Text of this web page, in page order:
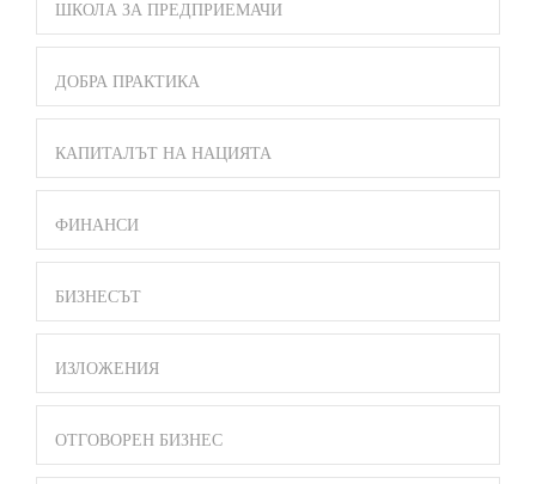
ШКОЛА ЗА ПРЕДПРИЕМАЧИ
ДОБРА ПРАКТИКА
КАПИТАЛЪТ НА НАЦИЯТА
ФИНАНСИ
БИЗНЕСЪТ
ИЗЛОЖЕНИЯ
ОТГОВОРЕН БИЗНЕС